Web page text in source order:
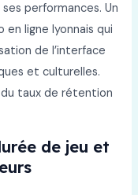
performances. Un
en ligne lyonnais qui
de l’interface
et culturelles.
du taux de rétention
de jeu et